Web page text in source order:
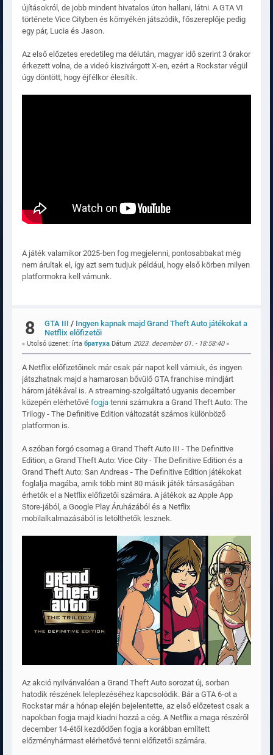
újításokról, de jobb mindent hivatalos úton hallani, látni. A GTA VI
története Vice Cityben és környékén játszódik, főszereplője pedig
egy pár, Lucia és Jason.
Az első előzetes eredetileg ma délután, magyar idő szerint 3 órakor
érkezett volna, de a videó kiszivárgott X-en, ezért a Rockstar végül
úgy döntött, hogy éjfélkor élesítik.
A játék valamikor 2025-ben fog megjelenni, pontosabbakat még
nem árultak el, így azt sem tudjuk például, hogy első körben milyen
platformokra kell várnunk.
8 GTA III / Ingyen kapnak majd Grand Theft Auto játékokat a
Netflix előfizetői
« Utolsó üzenet: írta братуха Dátum 2023. december 01. - 18:58:40»
A Netflix előfizetőinek már csak pár napot kell várniuk, és ingyen
játszhatnak majd a hamarosan bővülő GTA franchise mindjárt
három játékával is. A streaming-szolgáltató ugyanis december
közepén elérhetővé fogjatenni számukra a Grand Theft Auto: The
Trilogy - The Definitive Edition változatát számos különböző
platformon is.
A szóban forgó csomag a Grand Theft Auto III - The Definitive
Edition, a Grand Theft Auto: Vice City - The Definitive Edition és a
Grand Theft Auto: San Andreas - The Definitive Edition játékokat
foglalja magába, amik több mint 80 másik játék társaságában
érhetők el a Netflix előfizetői számára. A játékok az Apple App
Store-jából, a Google Play Áruházából és a Netflix
mobilalkalmazásából is letölthetők lesznek.
Az akció nyilvánvalóan a Grand Theft Auto sorozat új, sorban
hatodik részének leleplezéséhez kapcsolódik. Bár a GTA 6-ot a
Rockstar már a hónap elején bejelentette, az első előzetest csak a
napokban fogja majd kiadni hozzá a cég. A Netflix a maga részéről
december 14-étől kezdődően fogja a korábban említett
előzményhármast elérhetővé tenni előfizetői számára.